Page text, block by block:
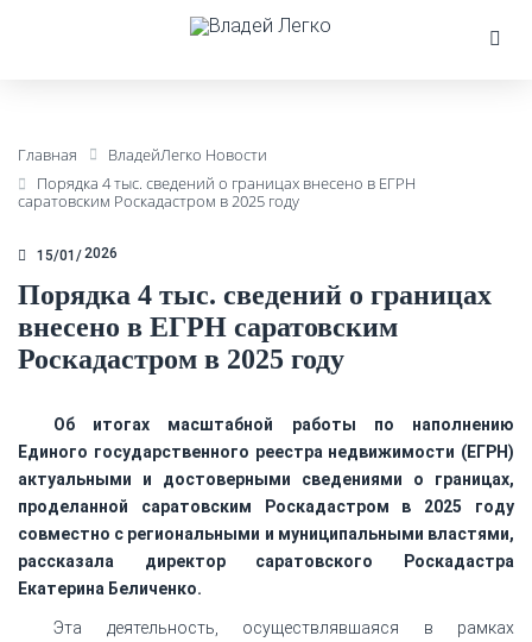
Главная
ВладейЛегко Новости
Порядка 4 тыс. сведений о границах внесено в ЕГРН
саратовским Роскадастром в 2025 году
15/01 2026
Порядка 4 тыс. сведений о границах
внесено в ЕГРН саратовским
Роскадастром в 2025 году
Об итогах масштабной работы по наполнению
Единого государственного реестра недвижимости (ЕГРН)
актуальными и достоверными сведениями о границах,
проделанной саратовским Роскадастром в 2025 году
совместно с региональными и муниципальными властями,
рассказала директор саратовского Роскадастра
Екатерина Беличенко.
Эта деятельность, осуществлявшаяся в рамках